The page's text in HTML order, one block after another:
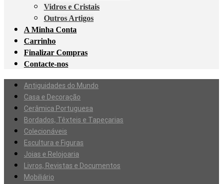
Vidros e Cristais
Outros Artigos
A Minha Conta
Carrinho
Finalizar Compras
Contacte-nos
Antiguidades do Mundo
Casa e Decoração
Cerâmica Portuguesa
Bordados, Têxteis e Tapeçarias
Colecionáveis
Escultura e Figuras
Joias e Relojoaria
Livros, Revistas e Documentos
Mobiliário